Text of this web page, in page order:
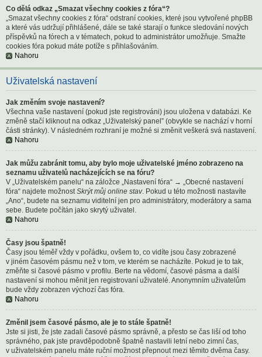
Co dělá odkaz „Smazat všechny cookies z fóra“?
„Smazat všechny cookies z fóra“ odstraní cookies, které jsou vytvořené phpBB
a které vás udržují přihlášené, dále se také starají o funkce sledování nových
příspěvků na fórech a v tématech, pokud to administrátor umožňuje. Smažte
cookies fóra pokud máte potíže s přihlašováním.
Nahoru
Uživatelská nastavení
Jak změním svoje nastavení?
Všechna vaše nastavení (pokud jste registrováni) jsou uložena v databázi. Ke
změně stačí kliknout na odkaz „Uživatelský panel” (obvykle se nachází v horní
části stránky). V následném rozhraní je možné si změnit veškerá svá nastavení.
Nahoru
Jak můžu zabránit tomu, aby bylo moje uživatelské jméno zobrazeno na
seznamu uživatelů nacházejících se na fóru?
V „Uživatelském panelu“ na záložce „Nastavení fóra“ → „Obecné nastavení
fóra“ najdete možnostSkrýt můj online stav. Pokud u této možnosti nastavíte
„Ano“, budete na seznamu viditelní jen pro administrátory, moderátory a sama
sebe. Budete počítán jako skrytý uživatel.
Nahoru
Časy jsou špatně!
Časy jsou téměř vždy v pořádku, ovšem to, co vidíte jsou časy zobrazené
v jiném časovém pásmu než v tom, ve kterém se nacházíte. Pokud je to tak,
změňte si časové pásmo v profilu. Berte na vědomí, časové pásma a další
nastavení si mohou měnit jen registrovaní uživatelé. Anonymním uživatelům
bude vždy zobrazen výchozí čas fóra.
Nahoru
Změnil jsem časové pásmo, ale je to stále špatně!
Jste si jisti, že jste zadali časové pásmo správně, a přesto se čas liší od toho
správného, pak jste pravděpodobně špatně nastavili letní nebo zimní čas,
v uživatelském panelu máte ruční možnost přepnout mezi těmito dvěma časy.